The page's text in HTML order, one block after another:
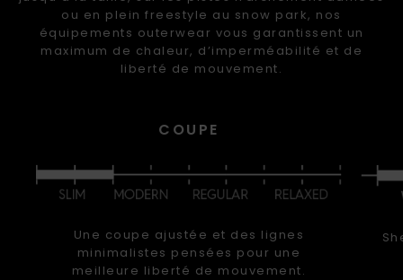
ou en plein freestyle au snow park, nos
équipements outerwear vous garantissent un
maximum de chaleur, d’imperméabilité et de
liberté de mouvement.
COUPE
Une coupe ajustée et des lignes
minimalistes pensées pour une
meilleure liberté de mouvement.